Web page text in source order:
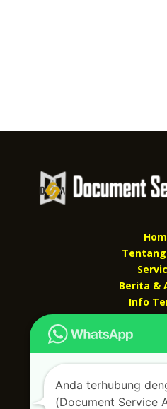
Berita &
Info
Kontak
Kontak kami
Alamat kantor :
Jl Swadaya Pam No 6 Rt 006
Cakung, Jakarta Timur 13930
Anda terhubung
(Document Service